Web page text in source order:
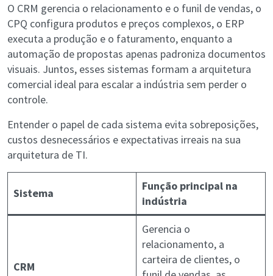
O CRM gerencia o relacionamento e o funil de vendas, o
CPQ configura produtos e preços complexos, o ERP
executa a produção e o faturamento, enquanto a
automação de propostas apenas padroniza documentos
visuais. Juntos, esses sistemas formam a arquitetura
comercial ideal para escalar a indústria sem perder o
controle.
Entender o papel de cada sistema evita sobreposições,
custos desnecessários e expectativas irreais na sua
arquitetura de TI.
Sistema
Função principal na
indústria
CRM
Gerencia o
relacionamento, a
carteira de clientes, o